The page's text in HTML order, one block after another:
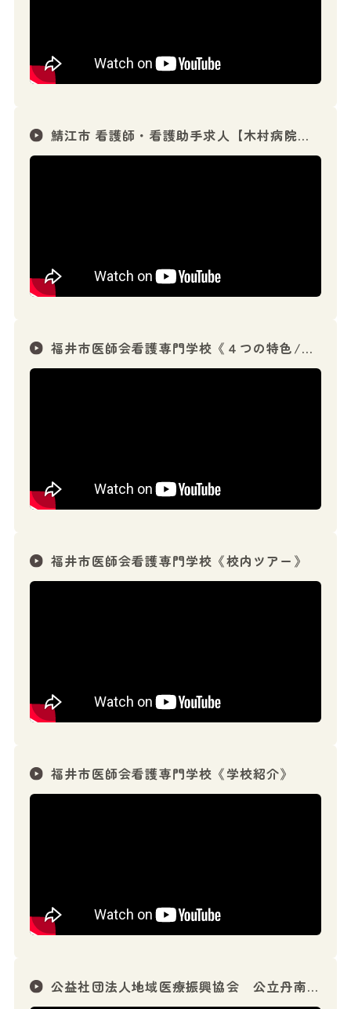
鯖江市 看護師・看護助手求人【木村病院】募集！安心して働ける職場
福井市医師会看護専門学校《４つの特色/魅力》
福井市医師会看護専門学校《校内ツアー》
福井市医師会看護専門学校《学校紹介》
公益社団法人地域医療振興協会 公立丹南病院